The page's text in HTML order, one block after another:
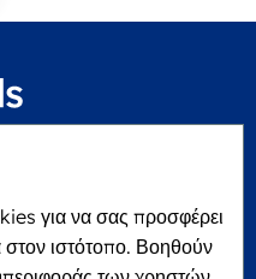
για να σας προσφέρει
στον ιστότοπο. Βοηθούν